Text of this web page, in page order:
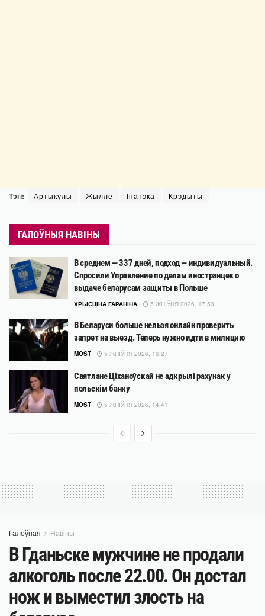
Тэгі: Артыкулы Жыллё Іпатэка Крэдыты
ГАЛОЎНЫЯ НАВІНЫ
В среднем — 337 дней, подход — индивидуальный.
Спросили Управление по делам иностранцев о
выдаче беларусам защиты в Польше
ХРЫСЦІНА ГАРАНІНА 5 ЖНІЎНЯ 2026, 17:53
В Беларуси больше нельзя онлайн проверить
запрет на выезд. Теперь нужно идти в милицию
MOST 5 ЖНІЎНЯ 2026, 16:27
Святлане Ціханоўскай не адкрылі рахунак у
польскім банку
MOST 5 ЖНІЎНЯ 2026, 14:41
Галоўная Навіны
В Гданьске мужчине не продали
алкоголь после 22.00. Он достал
нож и выместил злость на